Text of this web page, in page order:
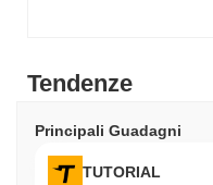
Tendenze
Principali Guadagni
TUTORIAL